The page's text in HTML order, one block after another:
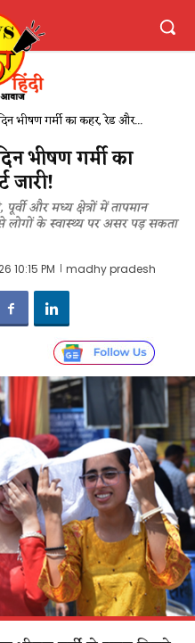
भीषण गर्मी का कहर, रेड और...
भीषण गर्मी का
और मध्य क्षेत्रों में तापमान
लोगों के स्वास्थ्य पर असर पड़ सकता
10:15 PM madhy pradesh